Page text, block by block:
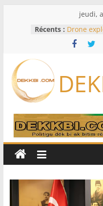
jeudi,
Récents : Drone
menace
«des
records
Disney
France –
Laribi
policière
l’armée